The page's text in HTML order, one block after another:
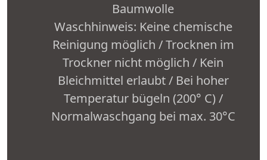
Baumwolle
Waschhinweis: Keine chemische
Reinigung möglich / Trocknen im
Trockner nicht möglich / Kein
Bleichmittel erlaubt / Bei hoher
Temperatur bügeln (200° C) /
Normalwaschgang bei max. 30°C